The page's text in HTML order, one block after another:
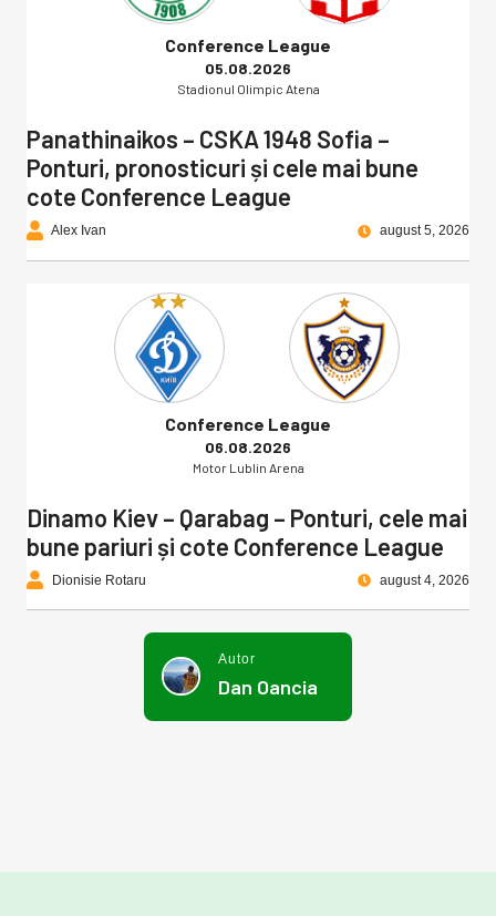
Conference League
05.08.2026
Stadionul Olimpic Atena
Panathinaikos – CSKA 1948 Sofia –
Ponturi, pronosticuri și cele mai bune
cote Conference League
Alex Ivan august 5, 2026
Conference League
06.08.2026
Motor Lublin Arena
Dinamo Kiev – Qarabag – Ponturi, cele mai
bune pariuri și cote Conference League
Dionisie Rotaru august 4, 2026
Autor
Dan Oancia